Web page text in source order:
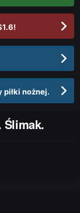
piłki nożnej.
Ślimak.